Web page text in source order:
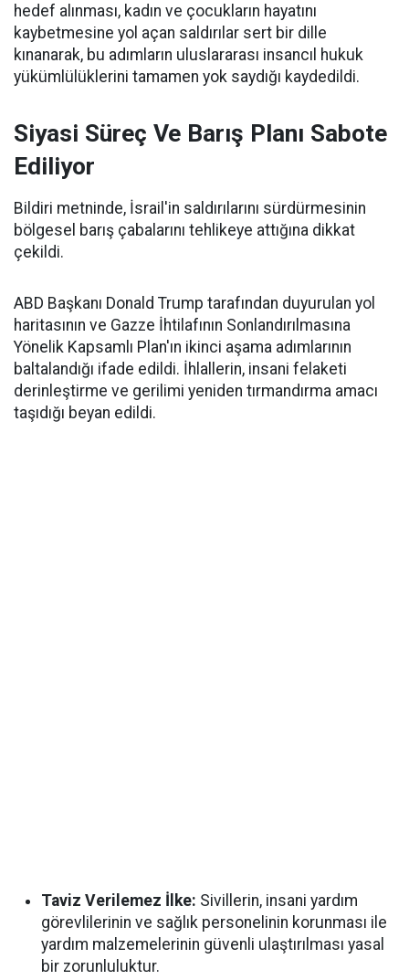
hedef alınması, kadın ve çocukların hayatını
kaybetmesine yol açan saldırılar sert bir dille
kınanarak, bu adımların uluslararası insancıl hukuk
yükümlülüklerini tamamen yok saydığı kaydedildi.
Siyasi Süreç Ve Barış Planı Sabote
Ediliyor
Bildiri metninde, İsrail'in saldırılarını sürdürmesinin
bölgesel barış çabalarını tehlikeye attığına dikkat
çekildi.
ABD Başkanı Donald Trump tarafından duyurulan yol
haritasının ve Gazze İhtilafının Sonlandırılmasına
Yönelik Kapsamlı Plan'ın ikinci aşama adımlarının
baltalandığı ifade edildi. İhlallerin, insani felaketi
derinleştirme ve gerilimi yeniden tırmandırma amacı
taşıdığı beyan edildi.
Taviz Verilemez İlke: Sivillerin, insani yardım
görevlilerinin ve sağlık personelinin korunması ile
yardım malzemelerinin güvenli ulaştırılması yasal
bir zorunluluktur.